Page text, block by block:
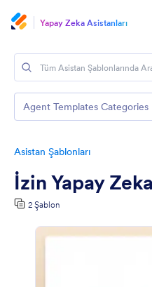
Yapay Zeka Asistanları
Asistan Şablonları
İzin Yapay
2 Şablon
Agent Templates Categories